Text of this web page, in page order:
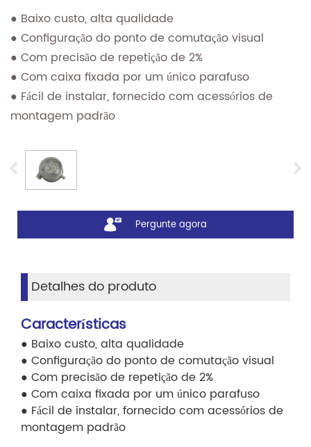
● Baixo custo, alta qualidade
● Configuração do ponto de comutação visual
● Com precisão de repetição de 2%
● Com caixa fixada por um único parafuso
● Fácil de instalar, fornecido com acessórios de
montagem padrão
Pergunte agora
Detalhes do produto
Características
● Baixo custo, alta qualidade
● Configuração do ponto de comutação visual
● Com precisão de repetição de 2%
● Com caixa fixada por um único parafuso
● Fácil de instalar, fornecido com acessórios de
montagem padrão